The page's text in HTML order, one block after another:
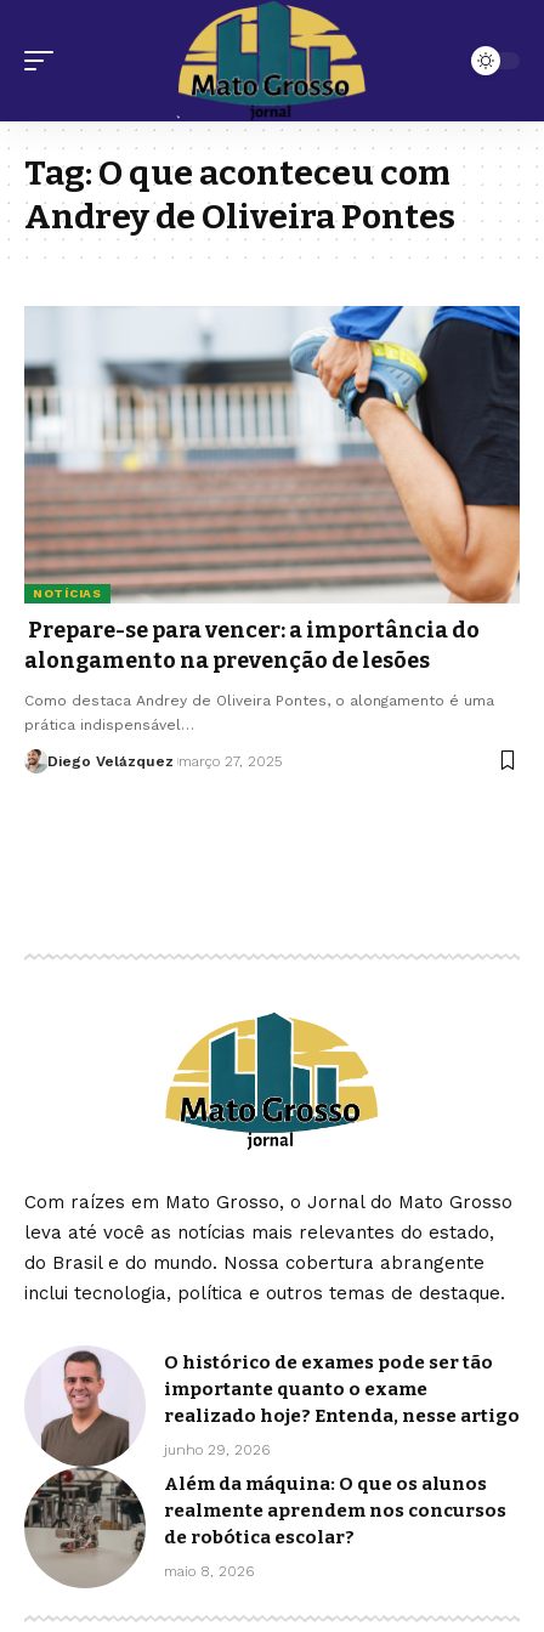
Tag:O que aconteceu com
Andrey de Oliveira Pontes
NOTÍCIAS
Prepare-se para vencer: a importância do
alongamento na prevenção de lesões
Como destaca Andrey de Oliveira Pontes, o alongamento é uma
prática indispensável…
Diego Velázquez março 27, 2025
Com raízes em Mato Grosso, o Jornal do Mato Grosso
leva até você as notícias mais relevantes do estado,
do Brasil e do mundo. Nossa cobertura abrangente
inclui tecnologia, política e outros temas de destaque.
O histórico de exames pode ser tão
importante quanto o exame
realizado hoje? Entenda, nesse artigo
junho 29, 2026
Além da máquina: O que os alunos
realmente aprendem nos concursos
de robótica escolar?
maio 8, 2026